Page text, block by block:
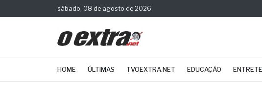
sábado, 08 de agosto de 2026
HOME ÚLTIMAS TVOEXTRA.NET EDUCAÇÃO